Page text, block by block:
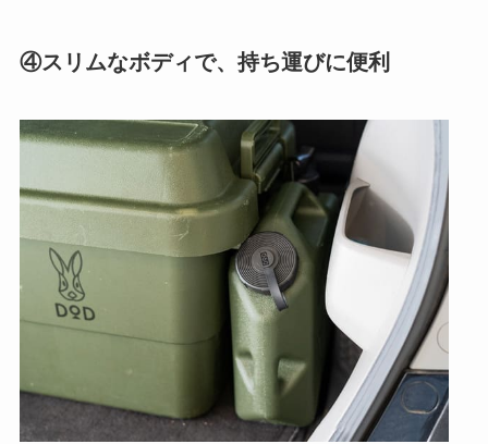
④スリムなボディで、持ち運びに便利